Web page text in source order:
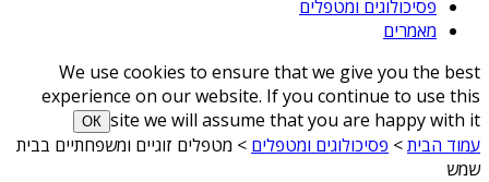
פסיכולוגים ומטפלים
מאמרים
We use cookies to ensure that we give you the best
experience on our website. If you continue to use this
site we will assume that you are happy with it
ОК
עמוד הבית> פסיכולוגים ומטפלים > מטפלים זוגיים ומשפחתיים בבית
שמש